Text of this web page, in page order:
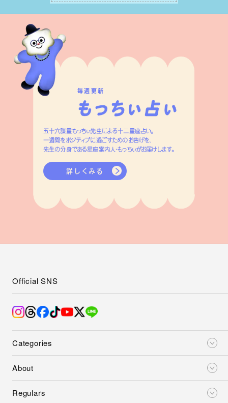
はずです。
毎週更新
五十六謀星もっちぃ先生による十二星座占い。
一週間をポジティブに過ごすためのお告げを、
先生の分身である星座案内人・もっちぃがお届けします。
詳しくみる
Categories
About
Regulars
Official SNS